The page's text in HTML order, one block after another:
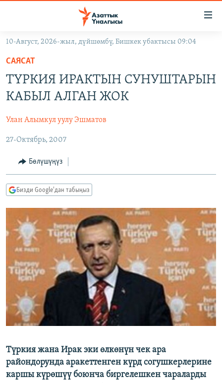
Навигацияга
өтүңүз
Издөөгө
салыңыз
ЭКОНОМИКА
МАДАНИЯТ
БОРБОР АЗИЯ
АТАЙЫН ИЛИКТӨӨ
ТВ ПРОГРАММАЛАР
БҮГҮН АЗАТТЫКТА
БИЗ ЖАНА ДҮЙНӨ
ЭЖЕ-СИҢДИЛЕР
АЗАТТЫК+
ЫҢГАЙСЫЗ СУРООЛОР
ПОДКАСТ
ӨЗГӨЧӨ ПИКИР
ОНЛАЙН ШЕРИНЕ
ЭЕ/АРнун бардык сайттары
10-Август, 2026-жыл, дүйшөмбү, Бишкек убактысы 09:04
САЯСАТ
ТҮРКИЯ ИРАКТЫН СУНУШТАРЫН
КАБЫЛ АЛГАН ЖОК
Улан Алымкул уулу Эшматов
27-Октябрь, 2007
Бөлүшүңүз
Бизди Google'дан табыңыз
Түркия жана Ирак эки өлкөнүн чек ара
райондорунда аракеттенген күрд согушкерлерине
каршы күрөшүү боюнча биргелешкен чараларды